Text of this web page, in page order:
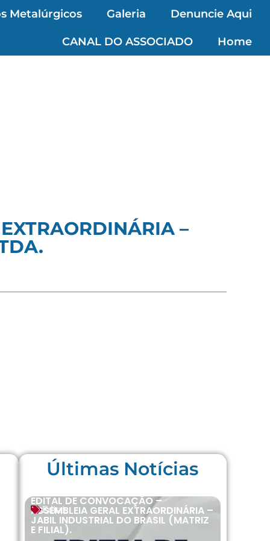
Metalúrgicos Galeria Denuncie Aqui
CANAL DO ASSOCIADO Home
–
Últimas Notícias
Editais
EDITAL DE CONVOCAÇÃO –
ASSEMBLEIA GERAL EXTRAORDINÁRIA –
JABIL INDUSTRIAL DO BRASIL (MATRIZ
E FILIAL).